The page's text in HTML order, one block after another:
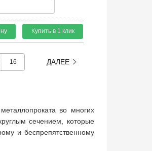
Купить в 1 клик
16 ДАЛЕЕ
во многих
сечением, которые
и беспрепятственному